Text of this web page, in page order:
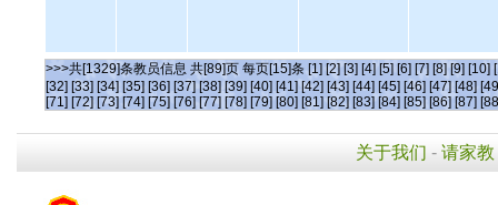
>>>共[1329]条教员信息 共[89]页 每页[15]条 [1] [2] [3] [4] [5] [6] [7] [8] [9] [10]
[32] [33] [34] [35] [36] [37] [38] [39] [40] [41] [42] [43] [44] [45] [46] [47] [48]
[71] [72] [73] [74] [75] [76] [77] [78] [79] [80] [81] [82] [83] [84] [85] [86] [87]
关于我们 - 请家教